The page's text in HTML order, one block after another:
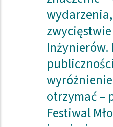
Inżynierów.
otrzymać –
Festiwal